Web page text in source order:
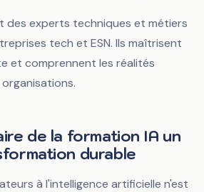
des experts techniques et métiers
tech et ESN. Ils maîtrisent
et comprennent les réalités
de la formation IA un
durable
à l'intelligence artificielle n'est